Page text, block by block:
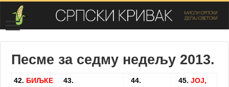
Песме за седму недељу 2013.
42. БИЉКЕ
43.
44.
45. ЈОЈ,